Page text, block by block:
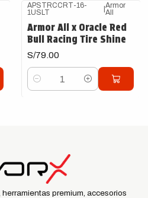
APSTRCCRT-16-
1USLT
|Armor
All
Armor All x Oracle Red
Bull Racing Tire Shine
S/79.00
Cantidad
premium, accesorios